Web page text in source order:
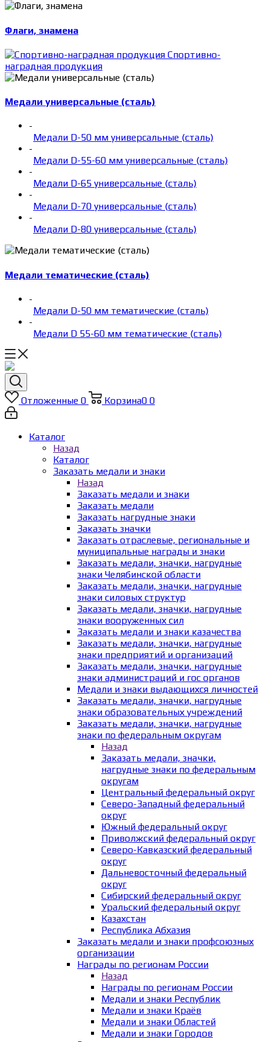
Флаги, знамена
Спортивно-
наградная продукция
Медали универсальные (сталь)
-
Медали D-50 мм универсальные (сталь)
-
Медали D-55-60 мм универсальные (сталь)
-
Медали D-65 универсальные (сталь)
-
Медали D-70 универсальные (сталь)
-
Медали D-80 универсальные (сталь)
Медали тематические (сталь)
-
Медали D-50 мм тематические (сталь)
-
Медали D 55-60 мм тематические (сталь)
Отложенные 0 Корзина0 0
Каталог
Назад
Каталог
Заказать медали и знаки
Назад
Заказать медали и знаки
Заказать медали
Заказать нагрудные знаки
Заказать значки
Заказать отраслевые, региональные и
муниципальные награды и знаки
Заказать медали, значки, нагрудные
знаки Челябинской области
Заказать медали, значки, нагрудные
знаки силовых структур
Заказать медали, значки, нагрудные
знаки вооруженных сил
Заказать медали и знаки казачества
Заказать медали, значки, нагрудные
знаки предприятий и организаций
Заказать медали, значки, нагрудные
знаки администраций и гос органов
Медали и знаки выдающихся личностей
Заказать медали, значки, нагрудные
знаки образовательных учреждений
Заказать медали, значки, нагрудные
знаки по федеральным округам
Назад
Заказать медали, значки,
нагрудные знаки по федеральным
округам
Центральный федеральный округ
Северо-Западный федеральный
округ
Южный федеральный округ
Приволжский федеральный округ
Северо-Кавказский федеральный
округ
Дальневосточный федеральный
округ
Сибирский федеральный округ
Уральский федеральный округ
Казахстан
Республика Абхазия
Заказать медали и знаки профсоюзных
организации
Награды по регионам России
Назад
Награды по регионам России
Медали и знаки Республик
Медали и знаки Краёв
Медали и знаки Областей
Медали и знаки Городов